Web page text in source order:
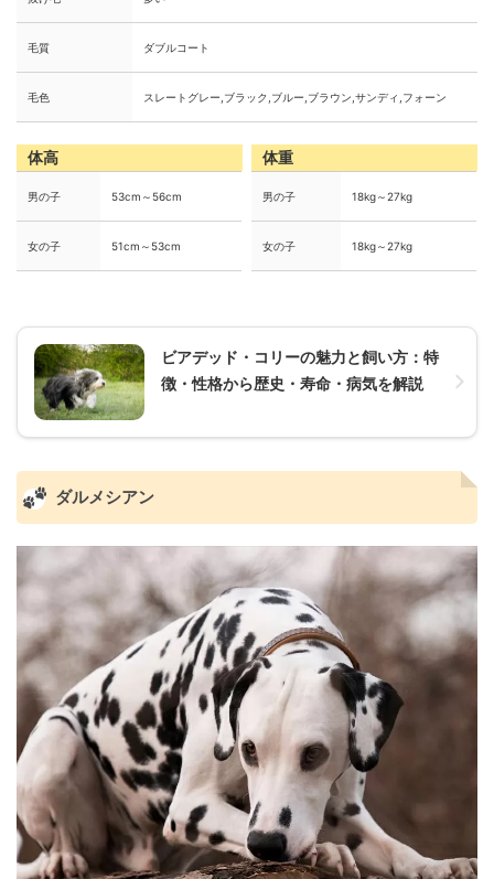
毛質 ダブルコート
毛色 スレートグレー,ブラック,ブルー,ブラウン,サンディ,フォーン
体高
男の子 53cm～56cm
女の子 51cm～53cm
体重
男の子 18kg～27kg
女の子 18kg～27kg
ビアデッド・コリーの魅力と飼い方：特
徴・性格から歴史・寿命・病気を解説
ダルメシアン